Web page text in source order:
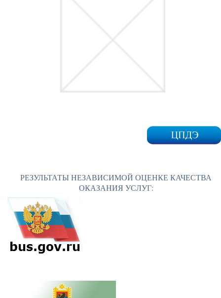
РЕЗУЛЬТАТЫ НЕЗАВИСИМОЙ ОЦЕНКЕ КАЧЕСТВА
ОКАЗАНИЯ УСЛУГ: